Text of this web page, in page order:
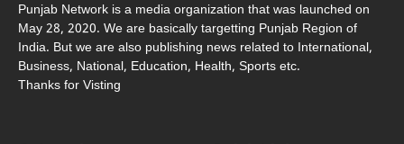
Punjab Network is a media organization that was launched on
May 28, 2020. We are basically targetting Punjab Region of
India. But we are also publishing news related to International,
Business, National, Education, Health, Sports etc.
Thanks for Visting